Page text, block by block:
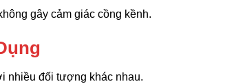
gây cảm giác cồng kềnh.
nhiều đối tượng khác nhau.